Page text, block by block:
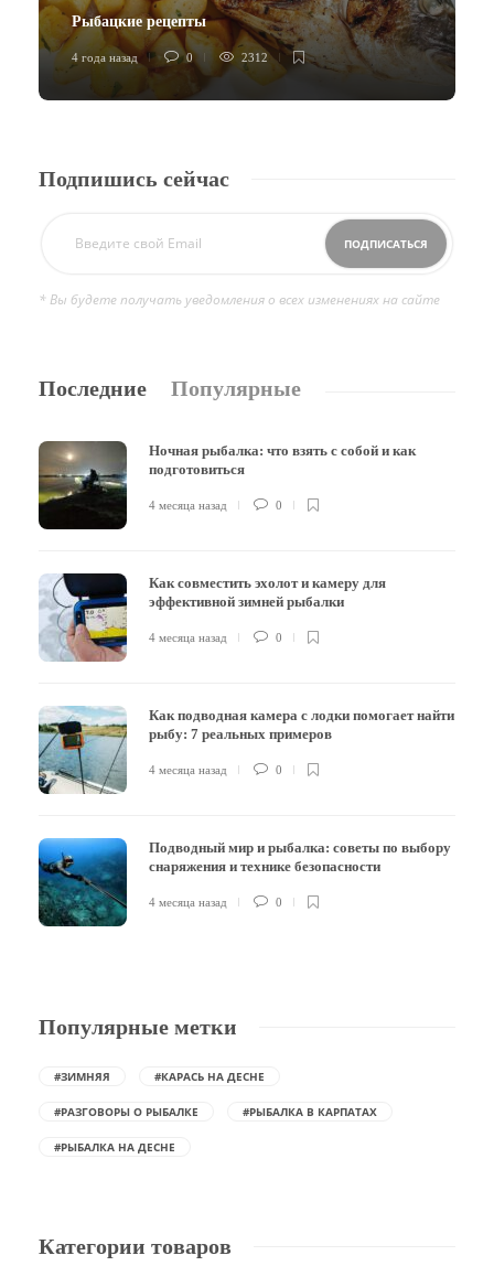
Рыбацкие рецепты
4 года назад 0 2312
Подпишись сейчас
* Вы будете получать уведомления о всех изменениях на сайте
Последние Популярные
Ночная рыбалка: что взять с собой и как
подготовиться
4 месяца назад 0
Как совместить эхолот и камеру для
эффективной зимней рыбалки
4 месяца назад 0
Как подводная камера с лодки помогает найти
рыбу: 7 реальных примеров
4 месяца назад 0
Подводный мир и рыбалка: советы по выбору
снаряжения и технике безопасности
4 месяца назад 0
Популярные метки
#ЗИМНЯЯ #КАРАСЬ НА ДЕСНЕ
#РАЗГОВОРЫ О РЫБАЛКЕ #РЫБАЛКА В КАРПАТАХ
#РЫБАЛКА НА ДЕСНЕ
Категории товаров